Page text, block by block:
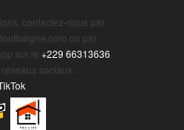
contactez-nous par
ou par
sur le +229 66313636
sociaux :